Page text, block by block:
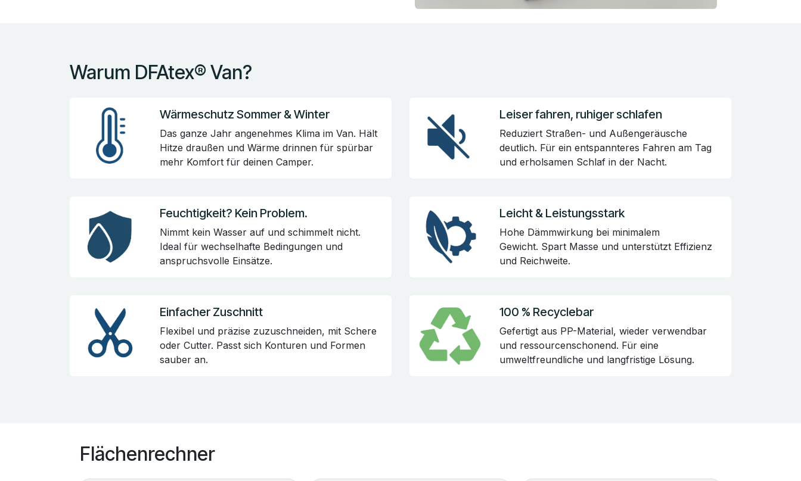
Warum DFAtex® Van?
Wärmeschutz Sommer & Winter
Das ganze Jahr angenehmes Klima im Van. Hält
Hitze draußen und Wärme drinnen für spürbar
mehr Komfort für deinen Camper.
Leiser fahren, ruhiger schlafen
Reduziert Straßen- und Außengeräusche
deutlich. Für ein entspannteres Fahren am Tag
und erholsamen Schlaf in der Nacht.
Feuchtigkeit? Kein Problem.
Nimmt kein Wasser auf und schimmelt nicht.
Ideal für wechselhafte Bedingungen und
anspruchsvolle Einsätze.
Leicht & Leistungsstark
Hohe Dämmwirkung bei minimalem
Gewicht. Spart Masse und unterstützt Effizienz
und Reichweite.
Einfacher Zuschnitt
Flexibel und präzise zuzuschneiden, mit Schere
oder Cutter. Passt sich Konturen und Formen
sauber an.
100 % Recyclebar
Gefertigt aus PP-Material, wieder verwendbar
und ressourcenschonend. Für eine
umweltfreundliche und langfristige Lösung.
Flächenrechner